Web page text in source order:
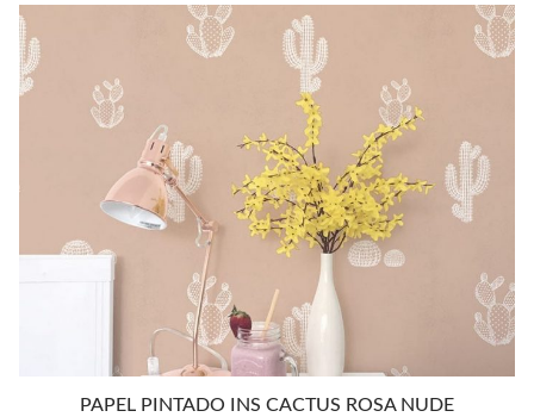
PAPEL PINTADO INS CACTUS ROSA NUDE